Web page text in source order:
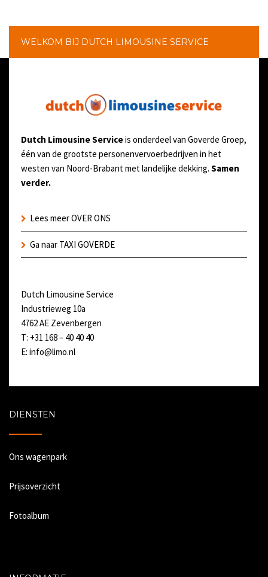
WELKOM BIJ DUTCH LIMOUSINE SERVICE
Dutch Limousine Serviceis onderdeel van Goverde Groep,
één van de grootste personenvervoerbedrijven in het
westen van Noord-Brabant met landelijke dekking. Samen
verder.
Lees meer OVER ONS
Ga naar TAXI GOVERDE
Dutch Limousine Service
Industrieweg 10a
4762 AE Zevenbergen
T: +31 168 – 40 40 40
E: info@limo.nl
DIENSTEN
Ons wagenpark
Prijsoverzicht
Fotoalbum